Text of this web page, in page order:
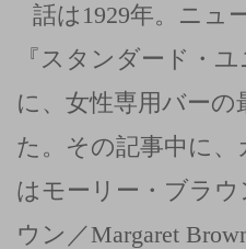
話は1929年。ニュ
『スタンダード・
に、女性専用バー
た。その記事中に
はモーリー・ブラ
ウン／Margaret